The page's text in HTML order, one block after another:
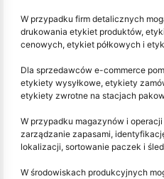
W przypadku firm detalicznych
drukowania etykiet produktów,
cenowych, etykiet półkowych i
Dla sprzedawców e-commerce
etykiety wysyłkowe, etykiety
etykiety zwrotne na stacjach
W przypadku magazynów i
zarządzanie zapasami,
lokalizacji, sortowanie paczek i
W środowiskach produkcyjnych